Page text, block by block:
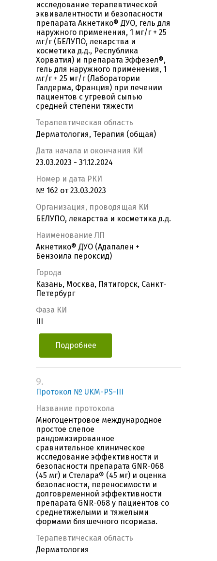
исследование терапевтической
эквивалентности и безопасности
препарата Акнетико® ДУО, гель для
наружного применения, 1 мг/г + 25
мг/г (БЕЛУПО, лекарства и
косметика д.д., Республика
Хорватия) и препарата Эффезел®,
гель для наружного применения, 1
мг/г + 25 мг/г (Лаборатории
Галдерма, Франция) при лечении
пациентов с угревой сыпью
средней степени тяжести
Терапевтическая область
Дерматология, Терапия (общая)
Дата начала и окончания КИ
23.03.2023 - 31.12.2024
Номер и дата РКИ
№ 162 от 23.03.2023
Организация, проводящая КИ
БЕЛУПО, лекарства и косметика д.д.
Наименование ЛП
Акнетико® ДУО (Адапален +
Бензоила пероксид)
Города
Казань, Москва, Пятигорск, Санкт-
Петербург
Фаза КИ
Подробнее
9.
Протокол № UKM-PS-III
Название протокола
Многоцентровое международное
простое слепое
рандомизированное
сравнительное клиническое
исследование эффективности и
безопасности препарата GNR-068
(45 мг) и Стелара® (45 мг) и оценка
безопасности, переносимости и
долговременной эффективности
препарата GNR-068 у пациентов со
среднетяжелыми и тяжелыми
формами бляшечного псориаза.
Терапевтическая область
Дерматология